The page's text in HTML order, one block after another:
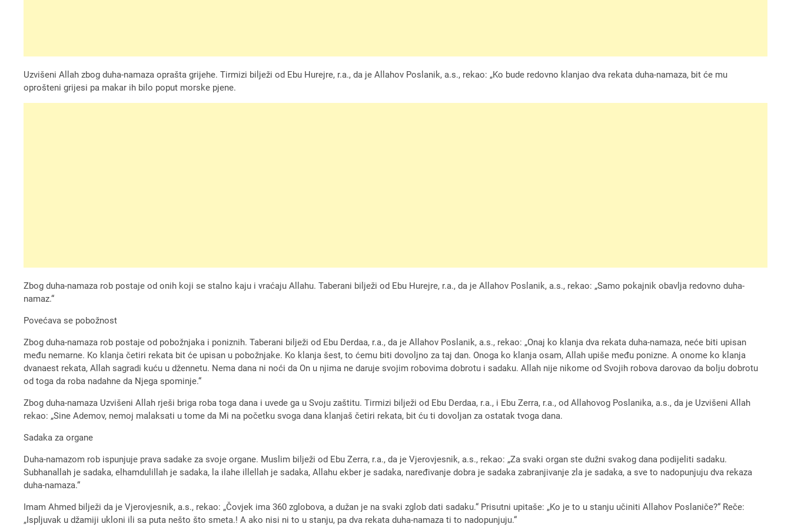
Uzvišeni Allah zbog duha-namaza oprašta grijehe. Tirmizi bilježi od Ebu Hurejre, r.a., da je Allahov Poslanik, a.s., rekao: „Ko bude redovno klanjao dva rekata duha-namaza, bit će mu
oprošteni grijesi pa makar ih bilo poput morske pjene.
Zbog duha-namaza rob postaje od onih koji se stalno kaju i vraćaju Allahu. Taberani bilježi od Ebu Hurejre, r.a., da je Allahov Poslanik, a.s., rekao: „Samo pokajnik obavlja redovno duha-
namaz.“
Povećava se pobožnost
Zbog duha-namaza rob postaje od pobožnjaka i poniznih. Taberani bilježi od Ebu Derdaa, r.a., da je Allahov Poslanik, a.s., rekao: „Onaj ko klanja dva rekata duha-namaza, neće biti upisan
među nemarne. Ko klanja četiri rekata bit će upisan u pobožnjake. Ko klanja šest, to ćemu biti dovoljno za taj dan. Onoga ko klanja osam, Allah upiše među ponizne. A onome ko klanja
dvanaest rekata, Allah sagradi kuću u džennetu. Nema dana ni noći da On u njima ne daruje svojim robovima dobrotu i sadaku. Allah nije nikome od Svojih robova darovao da bolju dobrotu
od toga da roba nadahne da Njega spominje.“
Zbog duha-namaza Uzvišeni Allah rješi briga roba toga dana i uvede ga u Svoju zaštitu. Tirmizi bilježi od Ebu Derdaa, r.a., i Ebu Zerra, r.a., od Allahovog Poslanika, a.s., da je Uzvišeni Allah
rekao: „Sine Ademov, nemoj malaksati u tome da Mi na početku svoga dana klanjaš četiri rekata, bit ću ti dovoljan za ostatak tvoga dana.
Sadaka za organe
Duha-namazom rob ispunjuje prava sadake za svoje organe. Muslim bilježi od Ebu Zerra, r.a., da je Vjerovjesnik, a.s., rekao: „Za svaki organ ste dužni svakog dana podijeliti sadaku.
Subhanallah je sadaka, elhamdulillah je sadaka, la ilahe illellah je sadaka, Allahu ekber je sadaka, naređivanje dobra je sadaka zabranjivanje zla je sadaka, a sve to nadopunjuju dva rekaza
duha-namaza.“
Imam Ahmed bilježi da je Vjerovjesnik, a.s., rekao: „Čovjek ima 360 zglobova, a dužan je na svaki zglob dati sadaku.“ Prisutni upitaše: „Ko je to u stanju učiniti Allahov Poslaniče?“ Reče:
„Ispljuvak u džamiji ukloni ili sa puta nešto što smeta.! A ako nisi ni to u stanju, pa dva rekata duha-namaza ti to nadopunjuju.“